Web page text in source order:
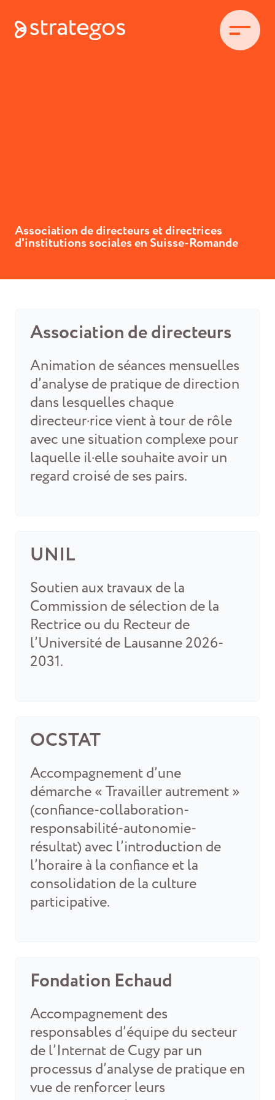
Association de directeurs et directrices
d'institutions sociales en Suisse-Romande
Association de directeurs
Animation de séances mensuelles
d’analyse de pratique de direction
dans lesquelles chaque
directeur·rice vient à tour de rôle
avec une situation complexe pour
laquelle il·elle souhaite avoir un
regard croisé de ses pairs.
UNIL
Soutien aux travaux de la
Commission de sélection de la
Rectrice ou du Recteur de
l’Université de Lausanne 2026-
2031.
OCSTAT
Accompagnement d’une
démarche « Travailler autrement »
(confiance-collaboration-
responsabilité-autonomie-
résultat) avec l’introduction de
l’horaire à la confiance et la
consolidation de la culture
participative.
Fondation Echaud
Accompagnement des
responsables d’équipe du secteur
de l’Internat de Cugy par un
processus d’analyse de pratique en
vue de renforcer leurs